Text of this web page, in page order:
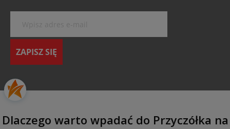
ZAPISZ SIĘ
Dlaczego warto wpadać do Przyczółka na